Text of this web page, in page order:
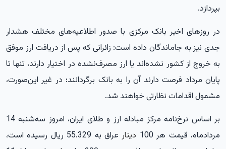
بپردازد.
در روزهای اخیر بانک مرکزی با صدور اطلاعیه‌های مختلف هشدار
جدی نیز به جاماندگان داده است: زائرانی که پس از دریافت ارز موفق
به خروج از کشور نشده‌اند یا ارز مصرف‌نشده در اختیار دارند، تنها تا
پایان مرداد فرصت دارند آن را به بانک برگردانند؛ در غیر این‌صورت،
مشمول اقدامات نظارتی خواهند شد.
بر اساس نرخ‌نامه مرکز مبادله ارز و طلای ایران، امروز سه‌شنبه 14
مردادماه، قیمت هر 100
دینار
عراق به 55.329 ریال رسیده است،